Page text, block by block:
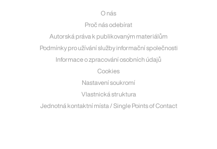
O nás
Proč nás odebírat
Autorská práva k publikovaným materiálům
Podmínky pro užívání služby informační společnosti
Informace o zpracování osobních údajů
Cookies
Nastavení soukromí
Vlastnická struktura
Jednotná kontaktní místa / Single Points of Contact